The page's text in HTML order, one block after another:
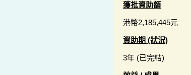
獲批資助額
港幣2,185,445元
資助期 (狀況)
3年 (已完結)